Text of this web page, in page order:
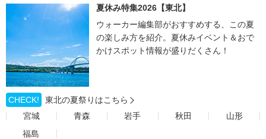
夏休み特集2026【東北】
ウォーカー編集部がおすすめする、この夏
の楽しみ方を紹介。夏休みイベント＆おで
かけスポット情報が盛りだくさん！
CHECK!
東北の夏祭りはこちら
宮城
青森 岩手 秋田
山形
福島